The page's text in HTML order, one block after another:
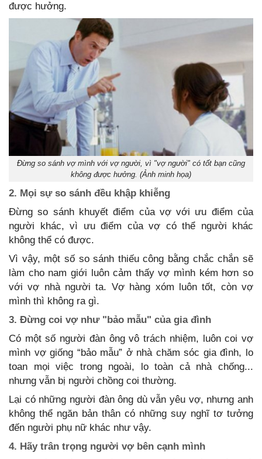
được hưởng.
Đừng so sánh vợ mình với vợ người, vì "vợ người" có tốt bạn cũng
không được hưởng. (Ảnh minh họa)
2. Mọi sự so sánh đều khập khiễng
Đừng so sánh khuyết điểm của vợ với ưu điểm của
người khác, vì ưu điểm của vợ có thể người khác
không thể có được.
Vì vậy, một số so sánh thiếu công bằng chắc chắn sẽ
làm cho nam giới luôn cảm thấy vợ mình kém hơn so
với vợ nhà người ta. Vợ hàng xóm luôn tốt, còn vợ
mình thì không ra gì.
3. Đừng coi vợ như "bảo mẫu" của gia đình
Có một số người đàn ông vô trách nhiệm, luôn coi vợ
mình vợ giống “bảo mẫu” ở nhà chăm sóc gia đình, lo
toan mọi việc trong ngoài, lo toàn cả nhà chống...
nhưng vẫn bị người chồng coi thường.
Lại có những người đàn ông dù vẫn yêu vợ, nhưng anh
không thể ngăn bản thân có những suy nghĩ tơ tưởng
đến người phụ nữ khác như vậy.
4. Hãy trân trọng người vợ bên cạnh mình